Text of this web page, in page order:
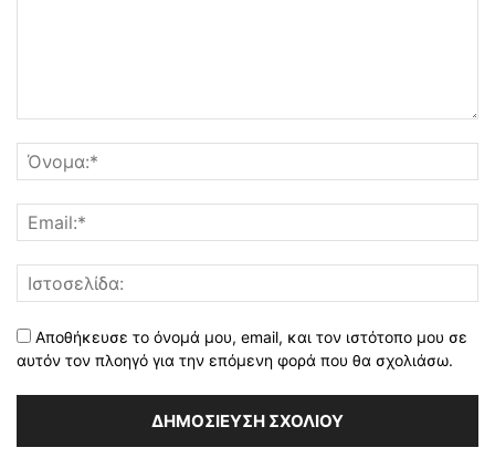
Αποθήκευσε το όνομά μου, email, και τον ιστότοπο μου σε
αυτόν τον πλοηγό για την επόμενη φορά που θα σχολιάσω.